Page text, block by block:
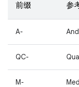
前缀 参
A-
QC-
M-